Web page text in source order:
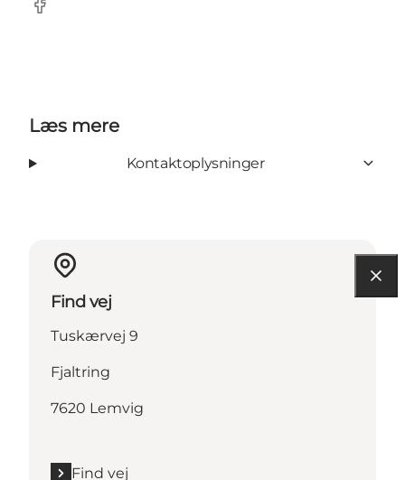
Facebook
Læs mere
Kontaktoplysninger
Find vej
Tuskærvej 9
Fjaltring
7620 Lemvig
Find vej